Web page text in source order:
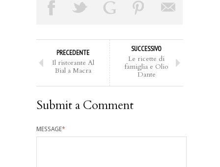
PRECEDENTE
Il ristorante Al
Bial a Macra
SUCCESSIVO
Le ricette di
famiglia e Olio
Dante
Submit a Comment
MESSAGE*